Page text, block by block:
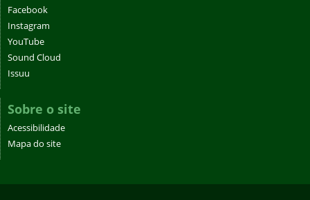
Facebook
Instagram
YouTube
Sound Cloud
Issuu
Sobre o site
Acessibilidade
Mapa do site